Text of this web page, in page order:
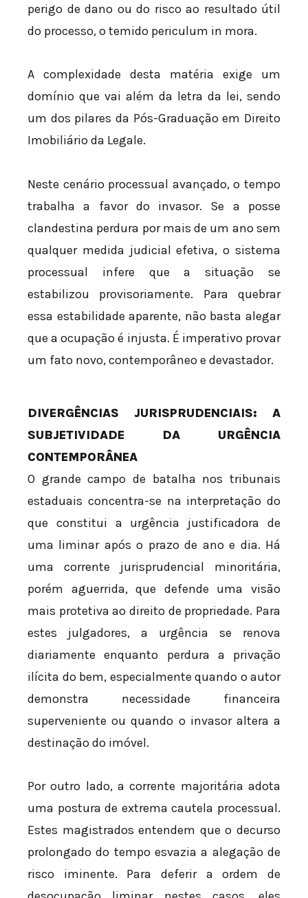
perigo de dano ou do risco ao resultado útil
do processo, o temido periculum in mora.
A complexidade desta matéria exige um
domínio que vai além da letra da lei, sendo
um dos pilares da Pós-Graduação em Direito
Imobiliário da Legale.
Neste cenário processual avançado, o tempo
trabalha a favor do invasor. Se a posse
clandestina perdura por mais de um ano sem
qualquer medida judicial efetiva, o sistema
processual infere que a situação se
estabilizou provisoriamente. Para quebrar
essa estabilidade aparente, não basta alegar
que a ocupação é injusta. É imperativo provar
um fato novo, contemporâneo e devastador.
DIVERGÊNCIAS JURISPRUDENCIAIS: A
SUBJETIVIDADE DA URGÊNCIA
CONTEMPORÂNEA
O grande campo de batalha nos tribunais
estaduais concentra-se na interpretação do
que constitui a urgência justificadora de
uma liminar após o prazo de ano e dia. Há
uma corrente jurisprudencial minoritária,
porém aguerrida, que defende uma visão
mais protetiva ao direito de propriedade. Para
estes julgadores, a urgência se renova
diariamente enquanto perdura a privação
ilícita do bem, especialmente quando o autor
demonstra necessidade financeira
superveniente ou quando o invasor altera a
destinação do imóvel.
Por outro lado, a corrente majoritária adota
uma postura de extrema cautela processual.
Estes magistrados entendem que o decurso
prolongado do tempo esvazia a alegação de
risco iminente. Para deferir a ordem de